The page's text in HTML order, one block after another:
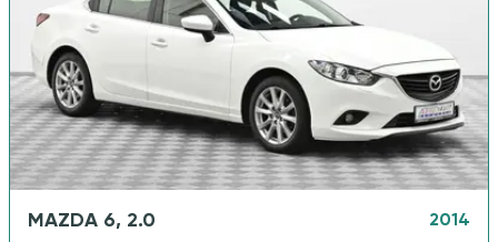
MAZDA 6, 2.0
2014